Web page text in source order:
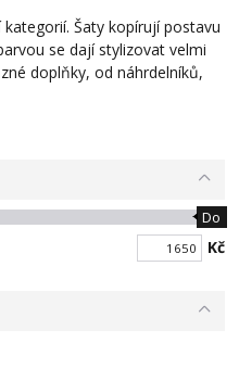
Šaty kopírují postavu
se dají stylizovat velmi
doplňky, od náhrdelníků,
Do
Kč